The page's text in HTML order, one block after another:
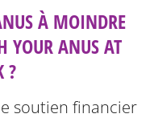
À MOINDRE
YOUR ANUS AT
?
soutien financier